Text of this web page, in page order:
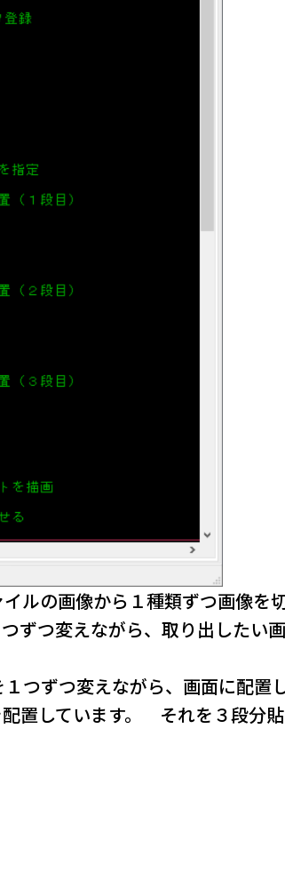
ルの画像から１種類ずつ画像を
ずつ変えながら、取り出したい
つずつ変えながら、画面に配置
置しています。 それを３段分